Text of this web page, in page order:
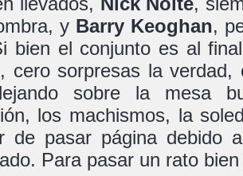
y Barry Keoghan,
bien el conjunto es al
cero sorpresas la verdad,
sobre la mesa
los machismos, la
de pasar página debido
Para pasar un rato